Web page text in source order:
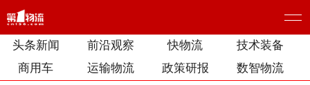
头条新闻 前沿观察 快物流
技术装备
商用车
运输物流 政策研报 数智物流